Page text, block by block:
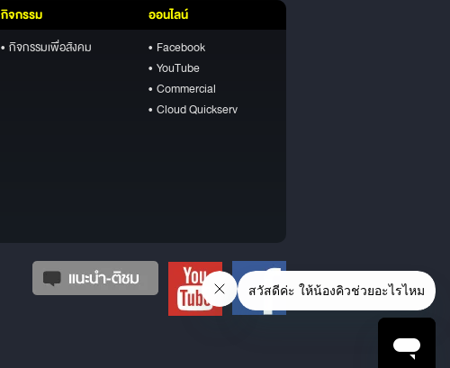
กิจกรรม
• กิจกรรมเพื่อสังคม
ออนไลน์
• Facebook
• YouTube
• Commercial
• Cloud Quickserv